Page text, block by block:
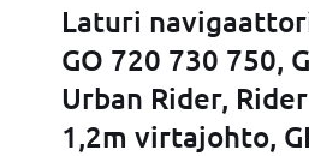
Laturi
GO 720 730 750,
Urban Rider,
1,2m virtajohto,